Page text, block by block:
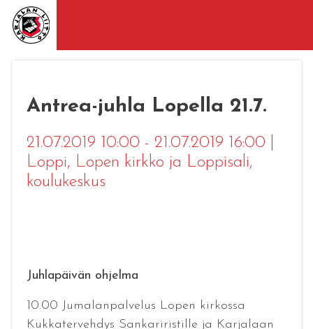
Antrea-juhla Lopella 21.7.
21.07.2019 10:00 - 21.07.2019 16:00
Loppi, Lopen kirkko ja Loppisali,
koulukeskus
Juhlapäivän ohjelma
10.00 Jumalanpalvelus Lopen kirkossa
Kukkatervehdys Sankariristille ja Karjalaan